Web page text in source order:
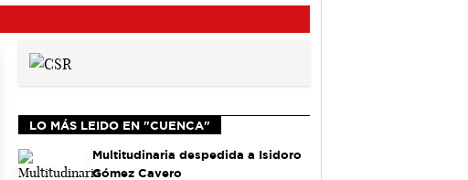
LO MÁS LEIDO EN "CUENCA"
Multitudinaria despedida a Isidoro
Gómez Cavero